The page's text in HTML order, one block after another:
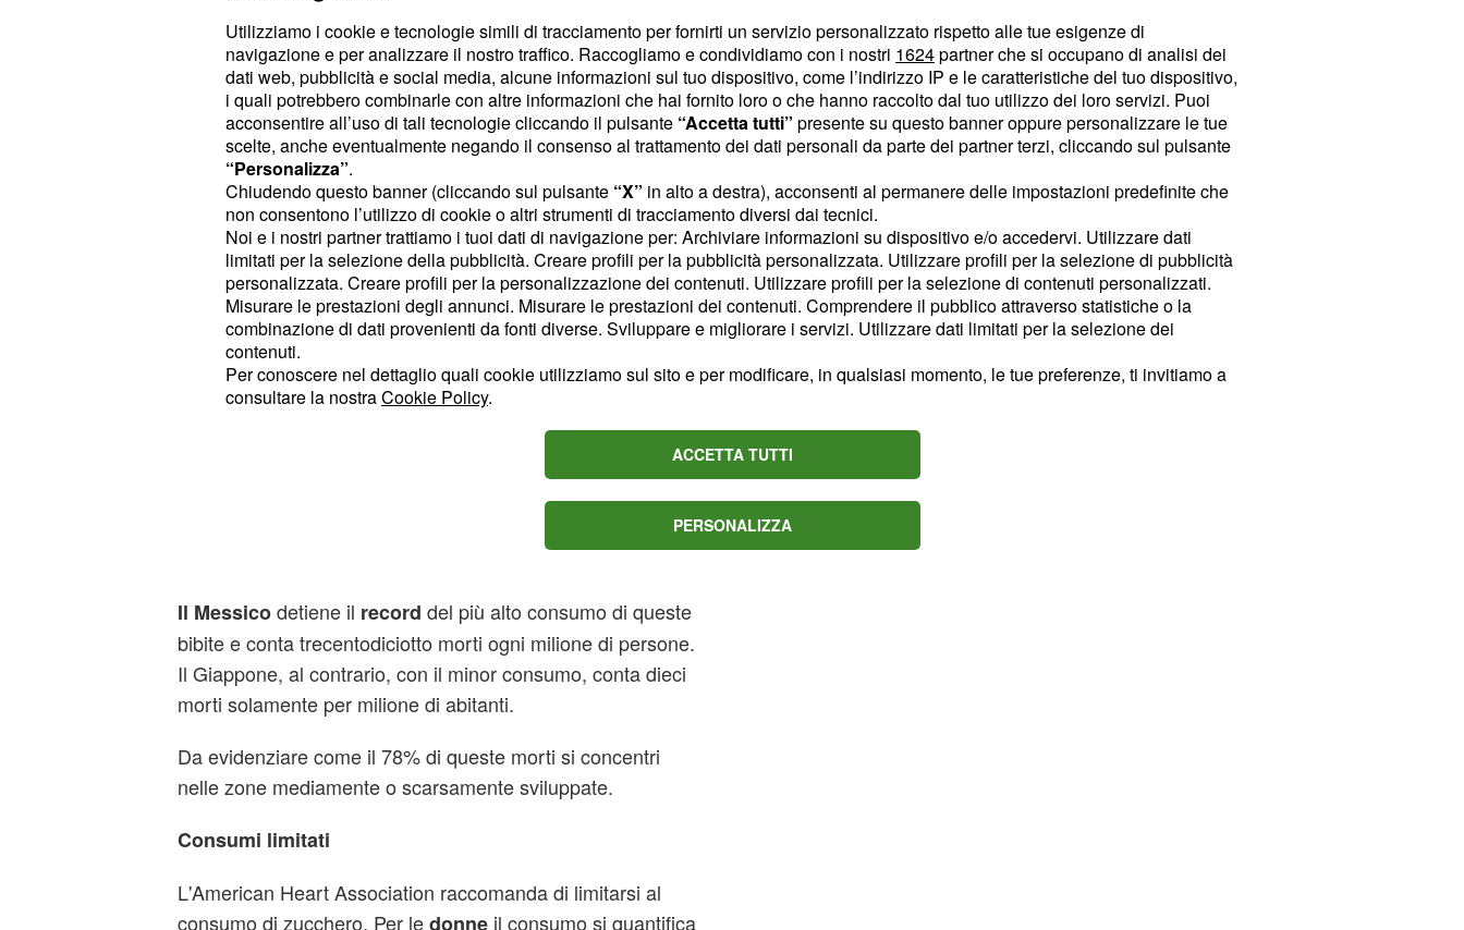
tassi di mortalità.
I numeri sono davveroimpressionanti: nel 2010, negli Stati
Uniti, venticinquemila decessi sono stati collegati all'abuso
di bibite zuccherate, trentottomila in America Latina,
undicimila in Eurasia.
Il Messicodetiene il record del più alto consumo di queste
bibite e conta trecentodiciotto morti ogni milione di persone.
Il Giappone, al contrario, con il minor consumo, conta dieci
morti solamente per milione di abitanti.
Da evidenziare come il 78% di queste morti si concentri
nelle zone mediamente o scarsamente sviluppate.
Consumi limitati
L'American Heart Association raccomanda di limitarsi al
consumo di zucchero. Per ledonne il consumo si quantifica
Utilizziamo i cookie e tecnologie simili di tracciamento per fornirti un servizio personalizzato rispetto alle tue esigenze di
navigazione e per analizzare il nostro traffico. Raccogliamo e condividiamo con i nostri 1624partner che si occupano di analisi dei
dati web, pubblicità e social media, alcune informazioni sul tuo dispositivo, come l’indirizzo IP e le caratteristiche del tuo dispositivo,
i quali potrebbero combinarle con altre informazioni che hai fornito loro o che hanno raccolto dal tuo utilizzo dei loro servizi. Puoi
acconsentire all’uso di tali tecnologie cliccando il pulsante “Accetta tutti” presente su questo banner oppure personalizzare le tue
scelte, anche eventualmente negando il consenso al trattamento dei dati personali da parte dei partner terzi, cliccando sul pulsante
“Personalizza”.
Chiudendo questo banner (cliccando sul pulsante “X” in alto a destra), acconsenti al permanere delle impostazioni predefinite che
non consentono l’utilizzo di cookie o altri strumenti di tracciamento diversi dai tecnici.
Noi e i nostri partner trattiamo i tuoi dati di navigazione per: Archiviare informazioni su dispositivo e/o accedervi. Utilizzare dati
limitati per la selezione della pubblicità. Creare profili per la pubblicità personalizzata. Utilizzare profili per la selezione di pubblicità
personalizzata. Creare profili per la personalizzazione dei contenuti. Utilizzare profili per la selezione di contenuti personalizzati.
Misurare le prestazioni degli annunci. Misurare le prestazioni dei contenuti. Comprendere il pubblico attraverso statistiche o la
combinazione di dati provenienti da fonti diverse. Sviluppare e migliorare i servizi. Utilizzare dati limitati per la selezione dei
contenuti.
Per conoscere nel dettaglio quali cookie utilizziamo sul sito e per modificare, in qualsiasi momento, le tue preferenze, ti invitiamo a
consultare la nostraCookie Policy.
ACCETTA TUTTI
PERSONALIZZA